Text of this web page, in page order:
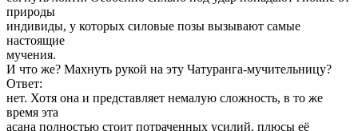
природы
индивиды, у которых силовые позы вызывают самые
настоящие
мучения.
И что же? Махнуть рукой на эту Чатуранга-мучительницу?
Ответ:
нет. Хотя она и представляет немалую сложность, в то же
время эта
асана полностью стоит потраченных усилий, плюсы её